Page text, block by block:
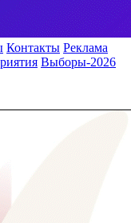
Контакты Реклама
Выборы-2026